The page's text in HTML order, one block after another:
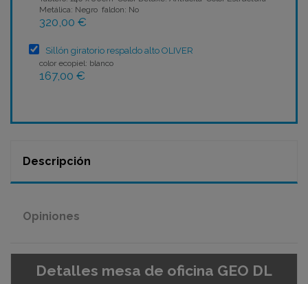
Metálica: Negro faldon: No
320,00 €
Sillón giratorio respaldo alto OLIVER
color ecopiel: blanco
167,00 €
Descripción
Opiniones
Detalles mesa de oficina GEO DL